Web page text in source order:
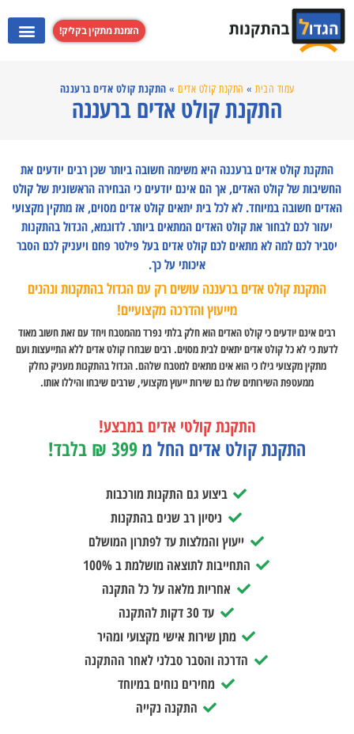
הזמנת מתקין בקליק!
עמוד הבית » התקנת קולט אדים » התקנת קולט אדים ברעננה
התקנת קולט אדים ברעננה
התקנת קולט אדים ברעננה היא משימה חשובה ביותר שכן רבים יודעים את
החשיבות של קולט האדים, אך הם אינם יודעים כי הבחירה הראשונית של קולט
האדים חשובה במיוחד. לא לכל בית יתאים קולט אדים מסוים, אז מתקין מקצועי
יעזור לכם לבחור את קולט האדים המתאים ביותר. לדוגמא, הגדול בהתקנות
יסביר לכם למה לא מתאים לכם קולט אדים בעל פילטר פחם ויעניק לכם הסבר
איכותי על כך.
התקנת קולט אדים ברעננה עושים רק עם הגדול בהתקנות ונהנים
מייעוץ והדרכה מקצועיים!
רבים אינם יודעים כי קולט האדים הוא חלק בלתי נפרד מהמטבח ויחד עם זאת חשוב מאוד
לדעת כי לא כל קולט אדים יתאים לבית מסוים. רבים שבחרו קולט אדים ללא התייעצות ועם
מתקין מקצועי גילו כי הוא אינו מתאים למטבח שלהם. הגדול בהתקנות מעניק כחלק
ממעטפת השירותים שלו גם שירות ייעוץ מקצועי, שרבים שיבחו והיללו אותו.
התקנת קולטי אדים במבצע!
התקנת קולט אדים החל מ399 ₪ בלבד!
ביצוע גם התקנות מורכבות
ניסיון רב שנים בהתקנות
ייעוץ והמלצות עד לפתרון המושלם
התחייבות לתוצאה מושלמת ב 100%
אחריות מלאה על כל התקנה
עד 30 דקות להתקנה
מתן שירות אישי מקצועי ומהיר
הדרכה והסבר סבלני לאחר ההתקנה
מחירים נוחים במיוחד
התקנה נקייה